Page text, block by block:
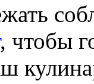
, чтобы